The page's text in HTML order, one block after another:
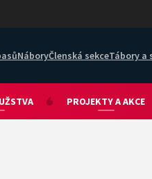
NáboryČlenská sekceTábory a
PROJEKTY A AKCE